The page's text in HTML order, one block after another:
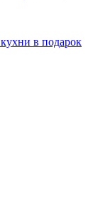
в подарок